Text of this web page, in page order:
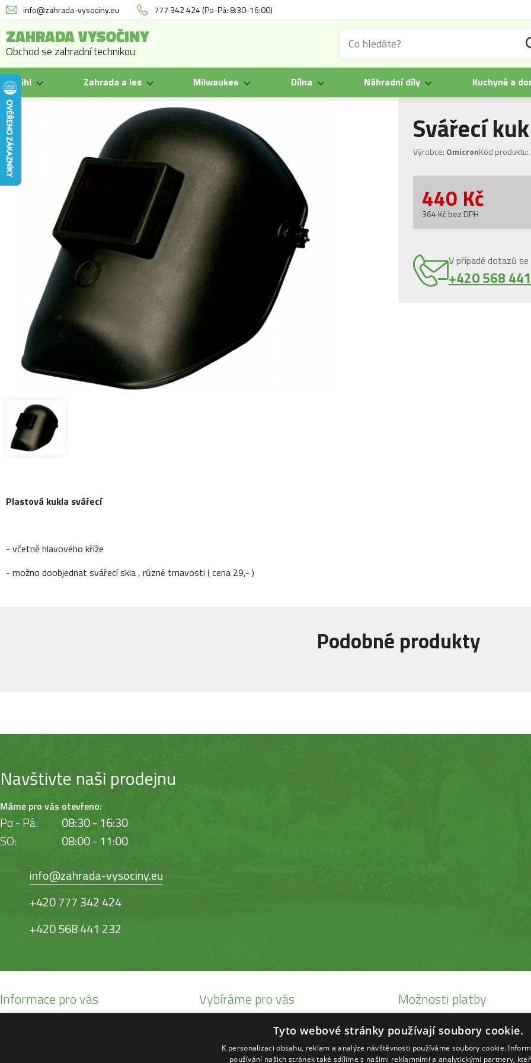
info@zahrada-vysociny.eu 777 342 424 (Po-Pá: 8:30-16:00)
ZAHRADA VYSOČINY
Obchod se zahradní technikou
Stihl Zahrada a les Milwaukee Dílna Náhradní díly Kuchyně a
Svářecí
Výrobce: OmicronKód produktu:
440 Kč
364 Kč bez DPH
V případě dotazů
+420 568
Plastová kukla svářecí
- včetně hlavového kříže
- možno doobjednat svářecí skla , různé tmavosti ( cena 29,- )
Podobné produkty
Navštivte naši prodejnu
Máme pro vás otevřeno:
Po - Pá:
08:30 - 16:30
SO:
08:00 - 11:00
info@zahrada-vysociny.eu
+420 777 342 424
+420 568 441 232
Informace pro vás Vybíráme pro vás
Malotratory Vari Honda
Kuchyňské potřeby Status
Sekačky robotické
Možnosti platby
Tyto webové stránky používají soubory cookie.
K personalizaci obsahu, reklam a analýze návštěvnosti používáme soubory cookie.
používání našich stránek také sdílíme s našimi reklamními a analytickými partnery,